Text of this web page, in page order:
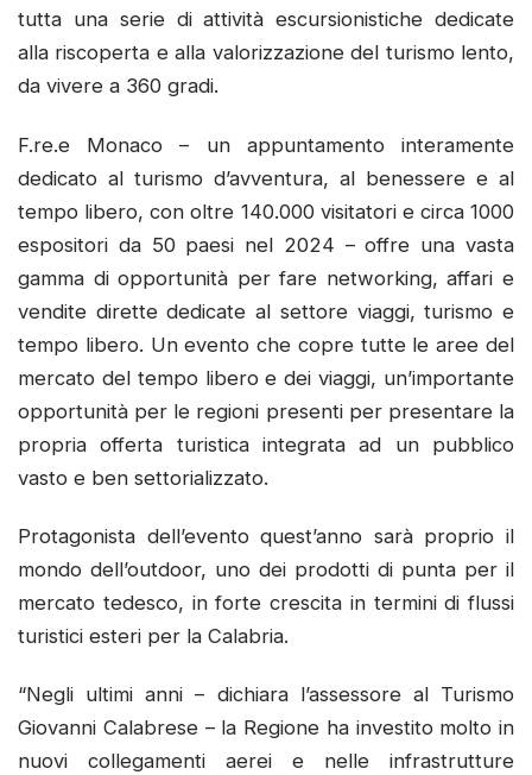
tutta una serie di attività escursionistiche dedicate
alla riscoperta e alla valorizzazione del turismo lento,
da vivere a 360 gradi.
F.re.e Monaco – un appuntamento interamente
dedicato al turismo d’avventura, al benessere e al
tempo libero, con oltre 140.000 visitatori e circa 1000
espositori da 50 paesi nel 2024 – offre una vasta
gamma di opportunità per fare networking, affari e
vendite dirette dedicate al settore viaggi, turismo e
tempo libero. Un evento che copre tutte le aree del
mercato del tempo libero e dei viaggi, un’importante
opportunità per le regioni presenti per presentare la
propria offerta turistica integrata ad un pubblico
vasto e ben settorializzato.
Protagonista dell’evento quest’anno sarà proprio il
mondo dell’outdoor, uno dei prodotti di punta per il
mercato tedesco, in forte crescita in termini di flussi
turistici esteri per la Calabria.
“Negli ultimi anni – dichiara l’assessore al Turismo
Giovanni Calabrese – la Regione ha investito molto in
nuovi collegamenti aerei e nelle infrastrutture